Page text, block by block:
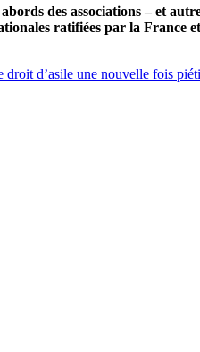
des associations – et
ratifiées par la France
d’asile une nouvelle fois